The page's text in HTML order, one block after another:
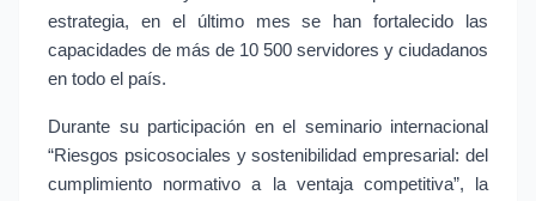
estrategia, en el último mes se han fortalecido las
capacidades de más de 10 500 servidores y ciudadanos
en todo el país.
Durante su participación en el seminario internacional
“Riesgos psicosociales y sostenibilidad empresarial: del
cumplimiento normativo a la ventaja competitiva”, la